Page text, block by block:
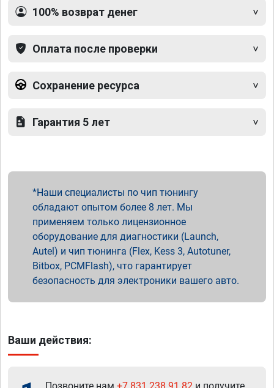
100% возврат денег
Оплата после проверки
Сохранение ресурса
Гарантия 5 лет
Наши специалисты по чип тюнингу
обладают опытом более 8 лет. Мы
применяем только лицензионное
оборудование для диагностики (Launch,
Autel) и чип тюнинга (Flex, Kess 3, Autotuner,
Bitbox, PCMFlash), что гарантирует
безопасность для электроники вашего авто.
Ваши действия: